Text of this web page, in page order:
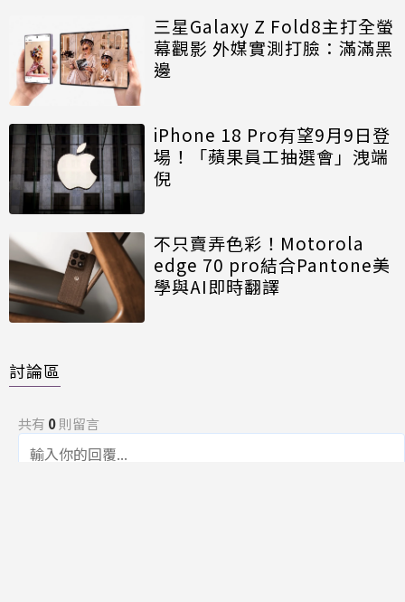
三星Galaxy Z Fold8主打全螢
幕觀影 外媒實測打臉：滿滿黑
邊
iPhone 18 Pro有望9月9日登
場！「蘋果員工抽選會」洩端
倪
不只賣弄色彩！Motorola
edge 70 pro結合Pantone美
學與AI即時翻譯
討論區
共有 0則留言